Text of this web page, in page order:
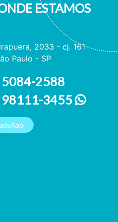
ESTAMOS
2033 - cj. 161
Paulo - SP
2588
3455